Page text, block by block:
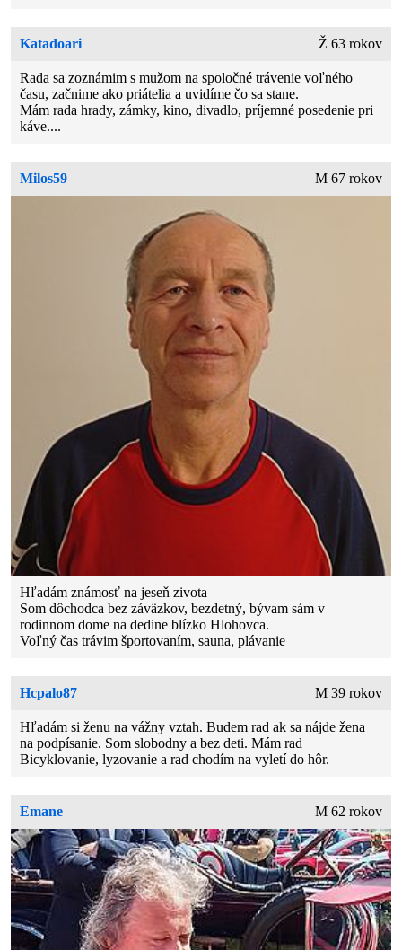
Katadoari Ž 63 rokov
Rada sa zoznámim s mužom na spoločné trávenie voľného
času, začnime ako priátelia a uvidíme čo sa stane.
Mám rada hrady, zámky, kino, divadlo, príjemné posedenie pri
káve....
Milos59 M 67 rokov
Hľadám známosť na jeseň zivota
Som dôchodca bez záväzkov, bezdetný, bývam sám v
rodinnom dome na dedine blízko Hlohovca.
Voľný čas trávim športovaním, sauna, plávanie
Hcpalo87 M 39 rokov
Hľadám si ženu na vážny vztah. Budem rad ak sa nájde žena
na podpísanie. Som slobodny a bez deti. Mám rad
Bicyklovanie, lyzovanie a rad chodím na vyletí do hôr.
Emane M 62 rokov